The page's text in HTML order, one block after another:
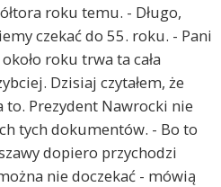
roku temu. - Długo,
czekać do 55. roku. - Pani
roku trwa ta cała
Dzisiaj czytałem, że
to. Prezydent Nawrocki nie
tych dokumentów. - Bo to
dopiero przychodzi
nie doczekać - mówią